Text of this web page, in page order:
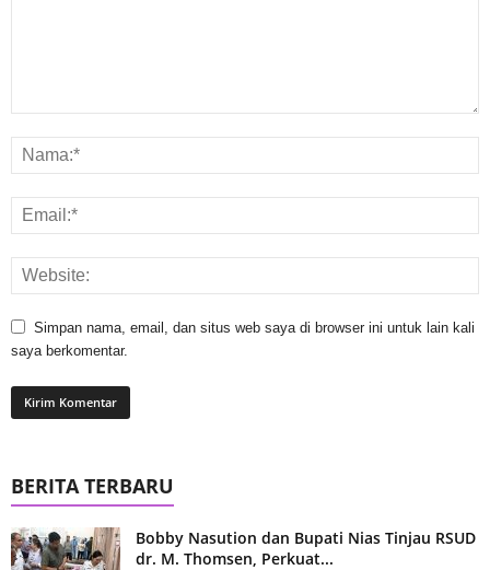
Simpan nama, email, dan situs web saya di browser ini untuk lain kali
saya berkomentar.
BERITA TERBARU
Bobby Nasution dan Bupati Nias Tinjau RSUD
dr. M. Thomsen, Perkuat...